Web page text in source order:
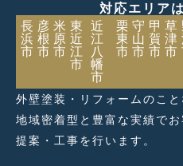
対応エリア
長
浜
市
彦
根
市
米
原
市
東
近
江
市
近
江
八
幡
市
栗
東
市
守
山
市
甲
賀
市
草
津
市
外壁塗装・リフォームのこと
地域密着型と豊富な実績で
提案・工事を行います。